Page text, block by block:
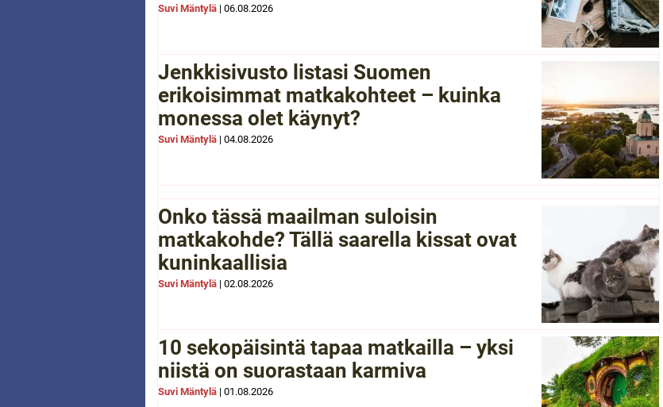
Suvi Mäntylä | 06.08.2026
Jenkkisivusto listasi Suomen
erikoisimmat matkakohteet – kuinka
monessa olet käynyt?
Suvi Mäntylä | 04.08.2026
Onko tässä maailman suloisin
matkakohde? Tällä saarella kissat ovat
kuninkaallisia
Suvi Mäntylä | 02.08.2026
10 sekopäisintä tapaa matkailla – yksi
niistä on suorastaan karmiva
Suvi Mäntylä | 01.08.2026